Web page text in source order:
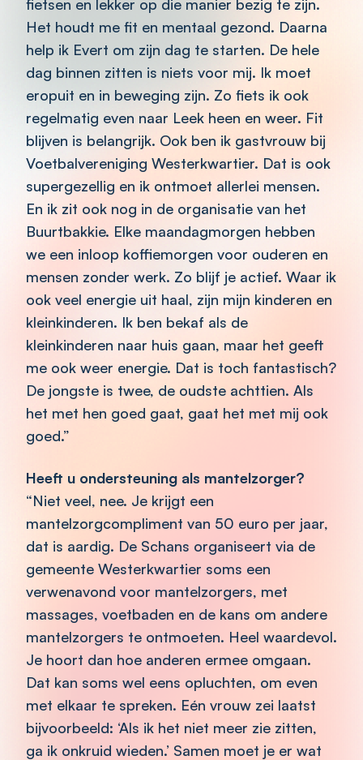
fietsen en lekker op die manier bezig te zijn.
Het houdt me fit en mentaal gezond. Daarna
help ik Evert om zijn dag te starten. De hele
dag binnen zitten is niets voor mij. Ik moet
eropuit en in beweging zijn. Zo fiets ik ook
regelmatig even naar Leek heen en weer. Fit
blijven is belangrijk. Ook ben ik gastvrouw bij
Voetbalvereniging Westerkwartier. Dat is ook
supergezellig en ik ontmoet allerlei mensen.
En ik zit ook nog in de organisatie van het
Buurtbakkie. Elke maandagmorgen hebben
we een inloop koffiemorgen voor ouderen en
mensen zonder werk. Zo blijf je actief. Waar ik
ook veel energie uit haal, zijn mijn kinderen en
kleinkinderen. Ik ben bekaf als de
kleinkinderen naar huis gaan, maar het geeft
me ook weer energie. Dat is toch fantastisch?
De jongste is twee, de oudste achttien. Als
het met hen goed gaat, gaat het met mij ook
goed.”
Heeft u ondersteuning als mantelzorger?
“Niet veel, nee. Je krijgt een
mantelzorgcompliment van 50 euro per jaar,
dat is aardig. De Schans organiseert via de
gemeente Westerkwartier soms een
verwenavond voor mantelzorgers, met
massages, voetbaden en de kans om andere
mantelzorgers te ontmoeten. Heel waardevol.
Je hoort dan hoe anderen ermee omgaan.
Dat kan soms wel eens opluchten, om even
met elkaar te spreken. Eén vrouw zei laatst
bijvoorbeeld: ‘Als ik het niet meer zie zitten,
ga ik onkruid wieden.’ Samen moet je er wat